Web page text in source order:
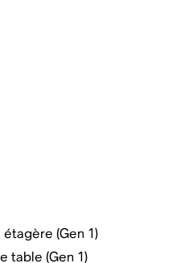
étagère (Gen 1)
table (Gen 1)